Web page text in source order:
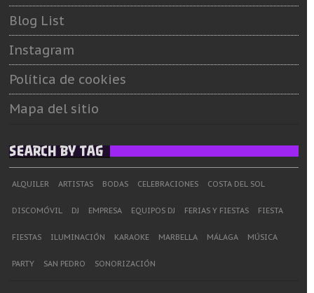
Blog List
Instagram
Política de cookies
Mapa del sitio
SEARCH BY TAG
ALQUILER ARTISTAS BODAS CELEBRACIONES COSTA DEL SOL
DISCOMÓVIL DJ EMPRESA EQUIPOS DJ FERIAS Y FIESTAS FIESTA
FIESTAS ILUMINACIÓN KARAOKE MARBELLA MÁLAGA MÚSICA
PARTY SAN PEDRO SONORIZACIÓN